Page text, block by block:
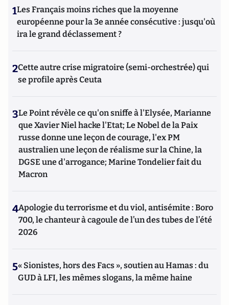
1Les Français moins riches que la moyenne
européenne pour la 3e année consécutive : jusqu'où
ira le grand déclassement ?
2Cette autre crise migratoire (semi-orchestrée) qui
se profile après Ceuta
3Le Point révèle ce qu'on sniffe à l'Elysée, Marianne
que Xavier Niel hacke l'Etat; Le Nobel de la Paix
russe donne une leçon de courage, l'ex PM
australien une leçon de réalisme sur la Chine, la
DGSE une d'arrogance; Marine Tondelier fait du
Macron
4Apologie du terrorisme et du viol, antisémite : Boro
700, le chanteur à cagoule de l’un des tubes de l’été
2026
5« Sionistes, hors des Facs », soutien au Hamas : du
GUD à LFI, les mêmes slogans, la même haine